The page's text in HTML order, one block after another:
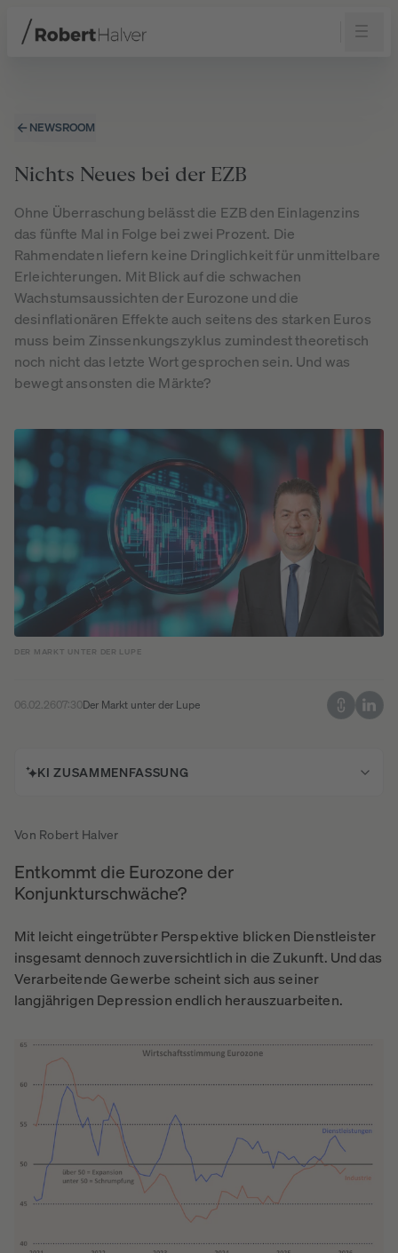
NEWSROOM
Nichts Neues bei der EZB
Ohne Überraschung belässt die EZB den Einlagenzins
das fünfte Mal in Folge bei zwei Prozent. Die
Rahmendaten liefern keine Dringlichkeit für unmittelbare
Erleichterungen. Mit Blick auf die schwachen
Wachstumsaussichten der Eurozone und die
desinflationären Effekte auch seitens des starken Euros
muss beim Zinssenkungszyklus zumindest theoretisch
noch nicht das letzte Wort gesprochen sein. Und was
bewegt ansonsten die Märkte?
DER MARKT UNTER DER LUPE
06.02.2607:30Der Markt unter der Lupe
KI ZUSAMMENFASSUNG
Von Robert Halver
Entkommt die Eurozone der
Konjunkturschwäche?
Mit leicht eingetrübter Perspektive blicken Dienstleister
insgesamt dennoch zuversichtlich in die Zukunft. Und das
Verarbeitende Gewerbe scheint sich aus seiner
langjährigen Depression endlich herauszuarbeiten.